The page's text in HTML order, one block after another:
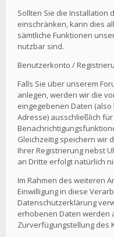
Sollten Sie die Installation
einschränken, kann dies
sämtliche Funktionen
nutzbar sind.
Benutzerkonto /
Falls Sie über unserem
anlegen, werden wir die
eingegebenen Daten
Adresse) ausschließlich
Gleichzeitig speichern wir
Ihrer Registrierung nebst
an Dritte erfolgt natürlich
Im Rahmen des weiteren
Einwilligung in diese
Datenschutzerklärung
erhobenen Daten werden
Zurverfügungstellung des